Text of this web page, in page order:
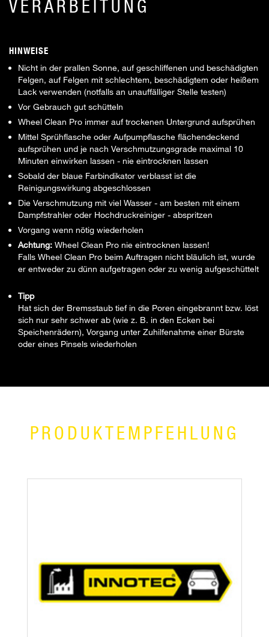
VERARBEITUNG
HINWEISE
Nicht in der prallen Sonne, auf geschliffenen und beschädigten
Felgen, auf Felgen mit schlechtem, beschädigtem oder heißem
Lack verwenden (notfalls an unauffälliger Stelle testen)
Vor Gebrauch gut schütteln
Wheel Clean Pro immer auf trockenen Untergrund aufsprühen
Mittel Sprühflasche oder Aufpumpflasche flächendeckend
aufsprühen und je nach Verschmutzungsgrade maximal 10
Minuten einwirken lassen - nie eintrocknen lassen
Sobald der blaue Farbindikator verblasst ist die
Reinigungswirkung abgeschlossen
Die Verschmutzung mit viel Wasser - am besten mit einem
Dampfstrahler oder Hochdruckreiniger - abspritzen
Vorgang wenn nötig wiederholen
Achtung: Wheel Clean Pro nie eintrocknen lassen!
Falls Wheel Clean Pro beim Auftragen nicht bläulich ist, wurde
er entweder zu dünn aufgetragen oder zu wenig aufgeschüttelt
Tipp
Hat sich der Bremsstaub tief in die Poren eingebrannt bzw. löst
sich nur sehr schwer ab (wie z. B. in den Ecken bei
Speichenrädern), Vorgang unter Zuhilfenahme einer Bürste
oder eines Pinsels wiederholen
PRODUKTEMPFEHLUNG